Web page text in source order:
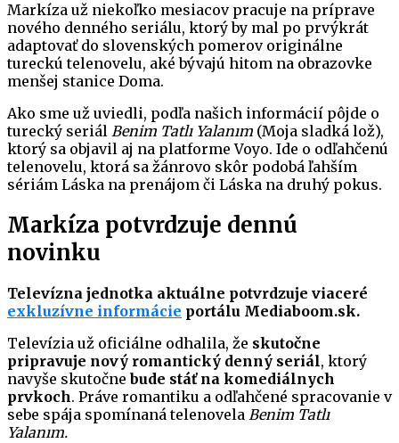
Markíza už niekoľko mesiacov pracuje na príprave
nového denného seriálu, ktorý by mal po prvýkrát
adaptovať do slovenských pomerov originálne
tureckú telenovelu, aké bývajú hitom na obrazovke
menšej stanice Doma.
Ako sme už uviedli, podľa našich informácií pôjde o
turecký seriál Benim Tatlı Yalanım (Moja sladká lož),
ktorý sa objavil aj na platforme Voyo. Ide o odľahčenú
telenovelu, ktorá sa žánrovo skôr podobá ľahším
sériám Láska na prenájom či Láska na druhý pokus.
Markíza potvrdzuje dennú
novinku
Televízna jednotka aktuálne potvrdzuje viaceré
exkluzívne informácie portálu Mediaboom.sk.
Televízia už oficiálne odhalila, že skutočne
pripravuje nový romantický denný seriál, ktorý
navyše skutočnebude stáť na komediálnych
prvkoch. Práve romantiku a odľahčené spracovanie v
sebe spája spomínaná telenovela Benim Tatlı
Yalanım.